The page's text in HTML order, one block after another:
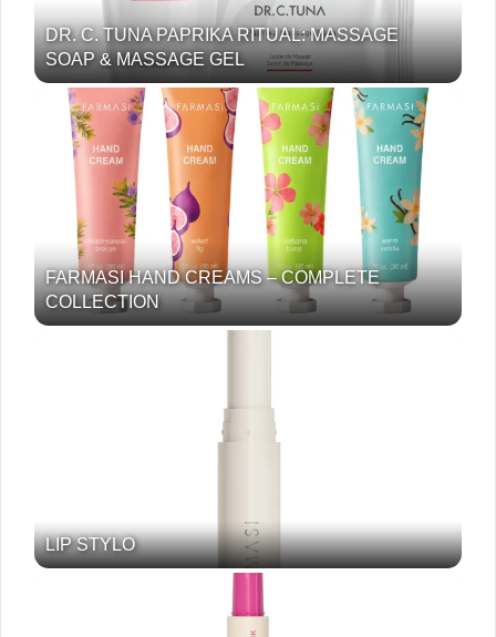
DR. C. TUNA PAPRIKA RITUAL: MASSAGE
SOAP & MASSAGE GEL
FARMASI HAND CREAMS – COMPLETE
COLLECTION
LIP STYLO